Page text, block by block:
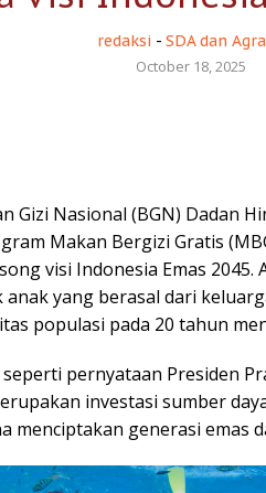
redaksi - SDA dan
October 18, 2025
Gizi Nasional (BGN) Dadan
Makan Bergizi Gratis
visi Indonesia Emas 2045.
yang berasal dari
populasi pada 20 tahun
pernyataan Presiden
investasi sumber
menciptakan generasi emas